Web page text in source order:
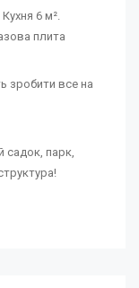
6 м².
плита
зробити все на
садок, парк,